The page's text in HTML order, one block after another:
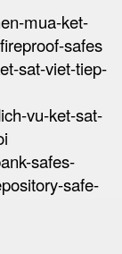
mua-ket-
safes
sat-viet-tiep-
vu-ket-sat-
safes-
safe-